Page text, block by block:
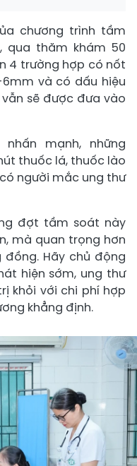
chương trình tầm
qua thăm khám 50
4 trường hợp có nốt
và có dấu hiệu
sẽ được đưa vào
nhấn mạnh, những
thuốc lá, thuốc lào
người mắc ung thư
đợt tầm soát này
mà quan trọng hơn
Hãy chủ động
hiện sớm, ung thư
khỏi với chi phí hợp
khẳng định.